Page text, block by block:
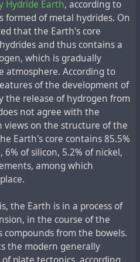
сигарет в Америке с
и объемом продаж
долларов.
как P. Lorillard Co., она
непрерывно
в стране. Ей также
электронных сигарет
создал шумиху
с участием
и актера Стивена
Hydride Earth, according to
formed of metal hydrides. On
that the Earth's core
and thus contains a
which is gradually
atmosphere. According to
of the development of
the release of hydrogen from
not agree with the
views on the structure of the
Earth's core contains 85.5%
of silicon, 5.2% of nickel,
among which
the Earth is in a process of
in the course of the
from the bowels.
the modern generally